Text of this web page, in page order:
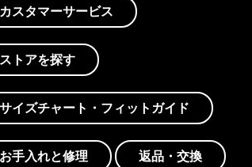
カスタマーサービス
ストアを探す
サイズチャート・フィットガイド
お手入れと修理 返品・交換